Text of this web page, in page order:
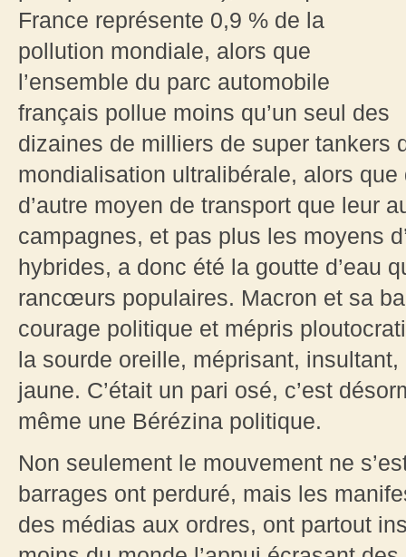
France représente 0,9 % de la
pollution mondiale, alors que
l’ensemble du parc automobile
français pollue moins qu’un seul des
dizaines de milliers de super tankers
mondialisation ultralibérale, alors
d’autre moyen de transport que leur
campagnes, et pas plus les moyens
hybrides, a donc été la goutte d’eau
rancœurs populaires. Macron et sa
courage politique et mépris
la sourde oreille, méprisant,
jaune. C’était un pari osé, c’est
même une Bérézina politique.
Non seulement le mouvement ne
barrages ont perduré, mais les
des médias aux ordres, ont partout